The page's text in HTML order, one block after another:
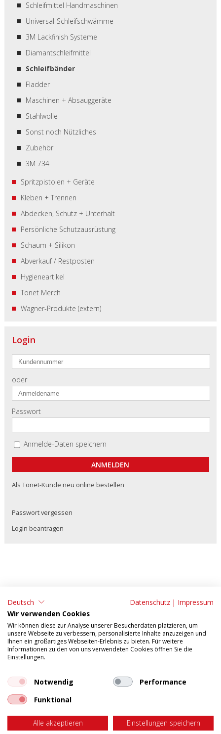
Schleifmittel Handmaschinen
Universal-Schleifschwämme
3M Lackfinish Systeme
Diamantschleifmittel
Schleifbänder
Fladder
Maschinen + Absauggeräte
Stahlwolle
Sonst noch Nützliches
Zubehör
3M 734
Spritzpistolen + Geräte
Kleben + Trennen
Abdecken, Schutz + Unterhalt
Persönliche Schutzausrüstung
Schaum + Silikon
Abverkauf / Restposten
Hygieneartikel
Tonet Merch
Wagner-Produkte (extern)
Login
oder
Passwort
Anmelde-Daten speichern
Als Tonet-Kunde neu online bestellen
Passwort vergessen
Login beantragen
ADRESSE:
Tonet AG
Aarefeldstrasse 18
4658 Däniken
Tel: 062 295 09 11
Fax: 062 295 09 55
E-Mail:verkauf@tonet.ch
Datenschutzerklärung
17.00 Freitag: 07.30 - 12.00 / 13.00 - 16.00
Deutsch Datenschutz | Impressum
Wir verwenden Cookies
Wir können diese zur Analyse unserer Besucherdaten platzieren, um
unsere Webseite zu verbessern, personalisierte Inhalte anzuzeigen und
Ihnen ein großartiges Webseiten-Erlebnis zu bieten. Für weitere
Informationen zu den von uns verwendeten Cookies öffnen Sie die
Einstellungen.
Notwendig
Performance
Funktional
Alle akzeptieren Einstellungen speichern